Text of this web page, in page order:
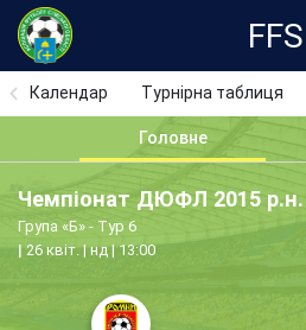
FFS
Календар Турнірна таблиця
Головне
Чемпіонат ДЮФЛ 2015 р.н.
Група «Б» - Тур 6
26 квіт. | нд | 13:00